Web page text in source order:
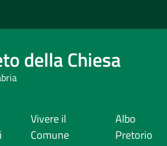
della Chiesa
Vivere il
Comune
Albo
Pretorio